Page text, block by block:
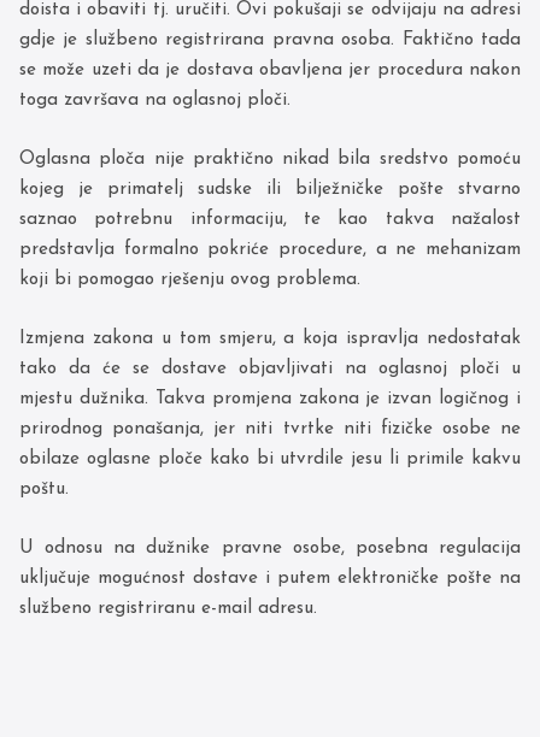
doista i obaviti tj. uručiti. Ovi pokušaji se odvijaju na adresi
gdje je službeno registrirana pravna osoba. Faktično tada
se može uzeti da je dostava obavljena jer procedura nakon
toga završava na oglasnoj ploči.
Oglasna ploča nije praktično nikad bila sredstvo pomoću
kojeg je primatelj sudske ili bilježničke pošte stvarno
saznao potrebnu informaciju, te kao takva nažalost
predstavlja formalno pokriće procedure, a ne mehanizam
koji bi pomogao rješenju ovog problema.
Izmjena zakona u tom smjeru, a koja ispravlja nedostatak
tako da će se dostave objavljivati na oglasnoj ploči u
mjestu dužnika. Takva promjena zakona je izvan logičnog i
prirodnog ponašanja, jer niti tvrtke niti fizičke osobe ne
obilaze oglasne ploče kako bi utvrdile jesu li primile kakvu
poštu.
U odnosu na dužnike pravne osobe, posebna regulacija
uključuje mogućnost dostave i putem elektroničke pošte na
službeno registriranu e-mail adresu.